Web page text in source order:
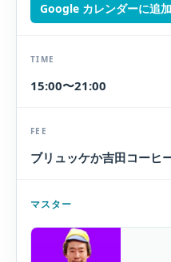
Google カレンダーに追加
TIME
15:00〜21:00
FEE
ブリュッケか吉田コーヒ
マスター